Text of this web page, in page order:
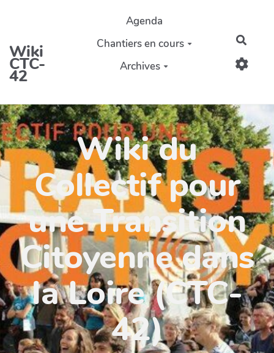
Aller au contenu principal
Wiki
CTC-
42
Agenda
Chantiers en cours
Archives
Wiki du
Collectif pour
une Transition
Citoyenne dans
la Loire (CTC-
42)